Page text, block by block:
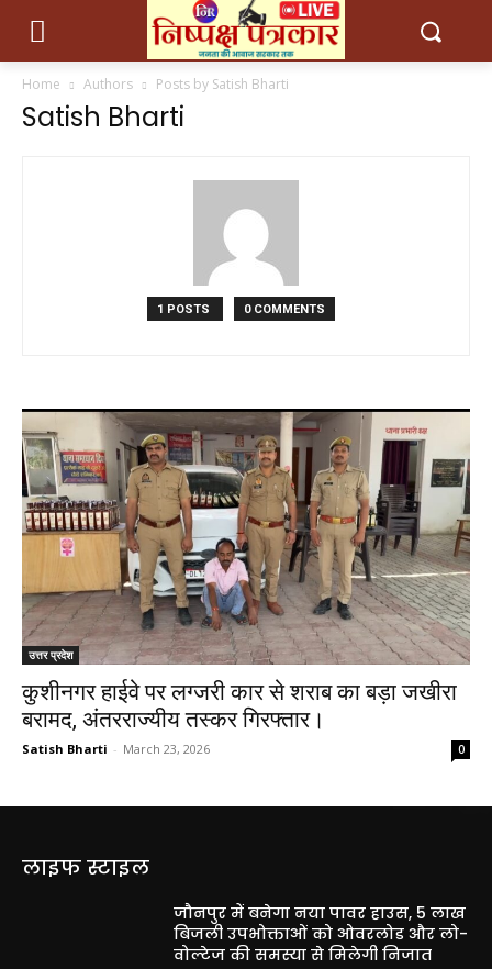
Home Authors Posts by Satish Bharti
Satish Bharti
1 POSTS 0 COMMENTS
उत्तर प्रदेश
कुशीनगर हाईवे पर लग्जरी कार से शराब का बड़ा जखीरा
बरामद, अंतरराज्यीय तस्कर गिरफ्तार।
Satish Bharti - March 23, 2026 0
लाइफ स्टाइल
जौनपुर में बनेगा नया पावर हाउस, 5 लाख
बिजली उपभोक्ताओं को ओवरलोड और लो-
वोल्टेज की समस्या से मिलेगी निजात